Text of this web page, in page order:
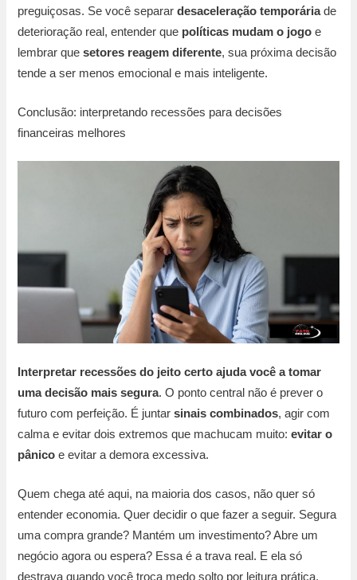
preguiçosas. Se você separardesaceleração temporáriade
deterioração real, entender que políticas mudam o jogo e
lembrar quesetores reagem diferente, sua próxima decisão
tende a ser menos emocional e mais inteligente.
Conclusão: interpretando recessões para decisões
financeiras melhores
Interpretar recessões do jeito certo ajuda você a tomar
umadecisão mais segura. O ponto central não é prever o
futuro com perfeição. É juntarsinais combinados, agir com
calma e evitar dois extremos que machucam muito:evitar o
pânico e evitar a demora excessiva.
Quem chega até aqui, na maioria dos casos, não quer só
entender economia. Quer decidir o que fazer a seguir. Segura
uma compra grande? Mantém um investimento? Abre um
negócio agora ou espera? Essa é a trava real. E ela só
destrava quando você troca medo solto por leitura prática.